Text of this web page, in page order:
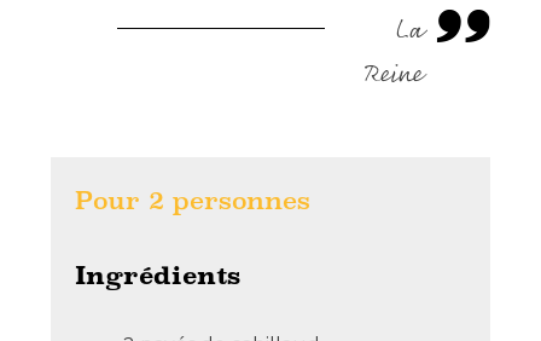
La
Reine
Pour 2 personnes
Ingrédients